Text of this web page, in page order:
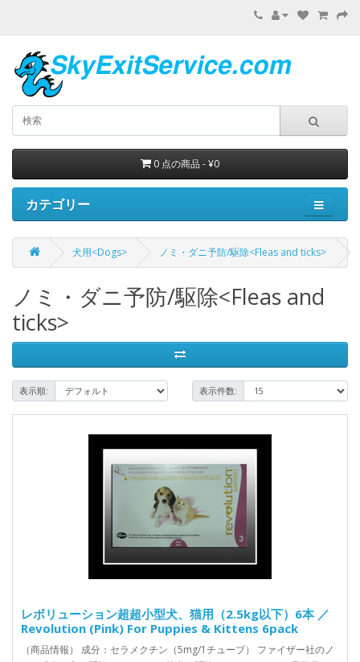
0 点の商品 - ¥0
カテゴリー
犬用<Dogs> ノミ・ダニ予防/駆除<Fleas and ticks>
ノミ・ダニ予防/駆除<Fleas and
ticks>
表示順: 表示件数:
レボリューション超超小型犬、猫用（2.5kg以下）6本 ／
Revolution (Pink) For Puppies & Kittens 6pack
（商品情報） 成分：セラメクチン（5mg/1チューブ） ファイザー社のノ